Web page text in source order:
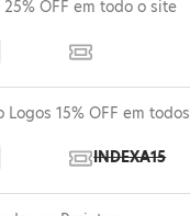
OFF em todo o site
Logos 15% OFF em
INDEXA15